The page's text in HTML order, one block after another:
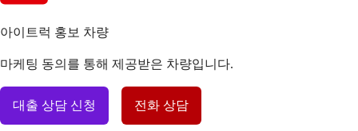
아이트럭 홍보 차량
마케팅 동의를 통해 제공받은 차량입니다.
대출 상담 신청 전화 상담